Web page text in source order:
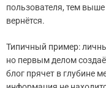
пользователя, тем
вернётся.
Типичный пример:
но первым делом
блог прячет в глубине